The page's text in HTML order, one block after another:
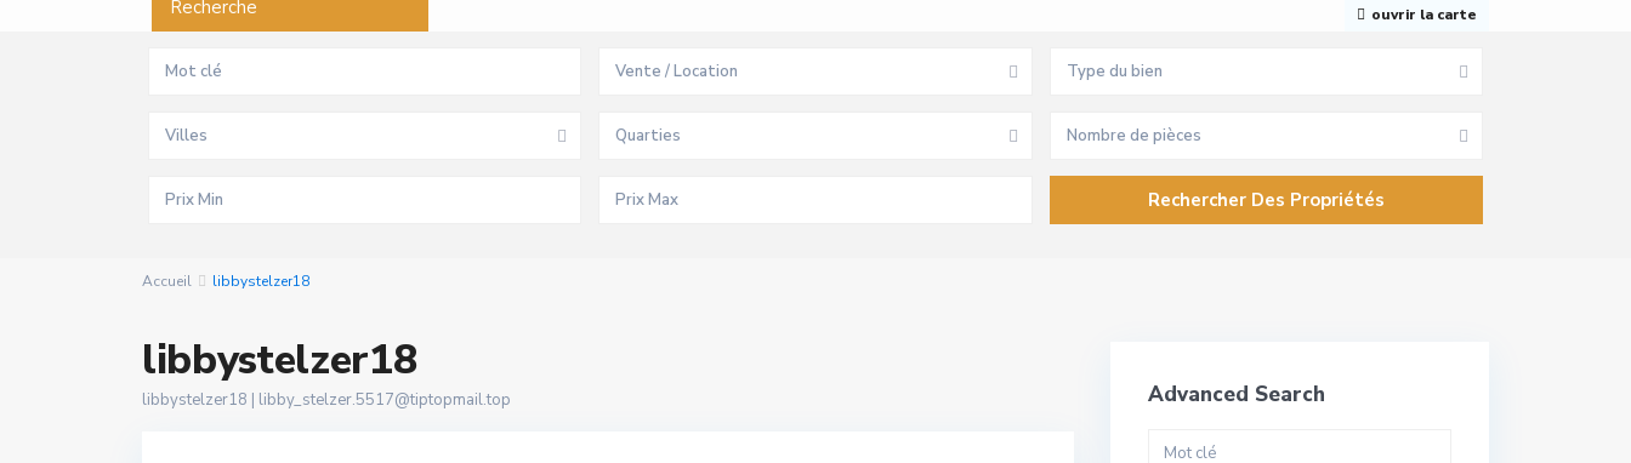
ouvrir la carte
Recherche
Vente / Location Type du bien
Villes Quarties Nombre de pièces
Accueil libbystelzer18
libbystelzer18
libbystelzer18 | libby_stelzer.5517@tiptopmail.top Advanced Search